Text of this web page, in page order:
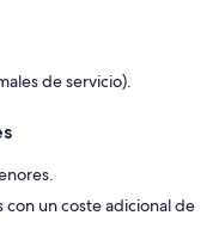
de servicio).
con un coste adicional de